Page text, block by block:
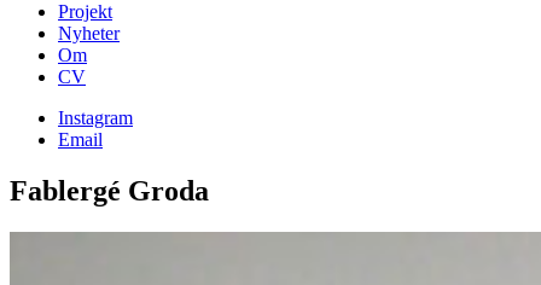
Projekt
Nyheter
Om
CV
Instagram
Email
Fablergé Groda